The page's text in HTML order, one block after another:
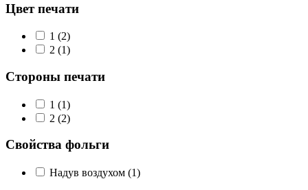
Цвет печати
1 (2)
2 (1)
Стороны печати
1 (1)
2 (2)
Свойства фольги
Надув воздухом (1)